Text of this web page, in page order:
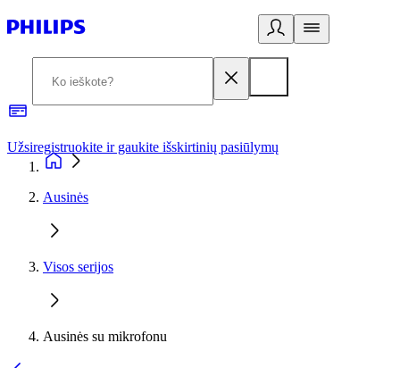
Užsiregistruokite ir gaukite išskirtinių pasiūlymų
Ausinės
Visos serijos
Ausinės su mikrofonu